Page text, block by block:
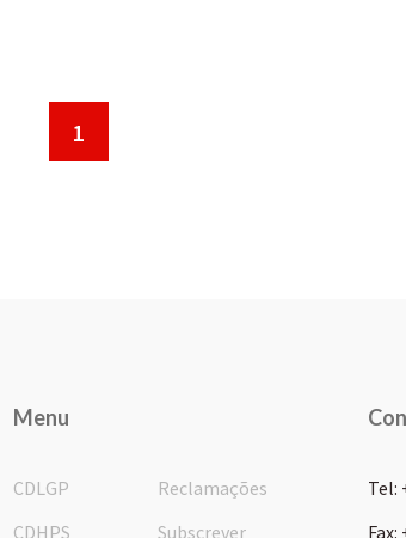
1
Menu
CDLGP
CDHPS
Reclamações
Subscrever
Tel:
Fax: